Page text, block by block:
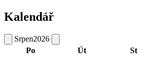
Kalendář
Srpen2026
Po
Út St